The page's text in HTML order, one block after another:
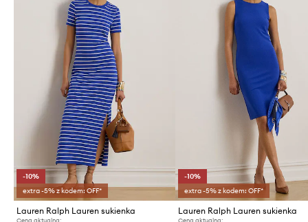
-10%
extra -5% z kodem: OFF*
Lauren Ralph Lauren sukienka
Cena aktualna:
-10%
extra -5% z kodem: OFF*
Lauren Ralph Lauren sukienka
Cena aktualna: